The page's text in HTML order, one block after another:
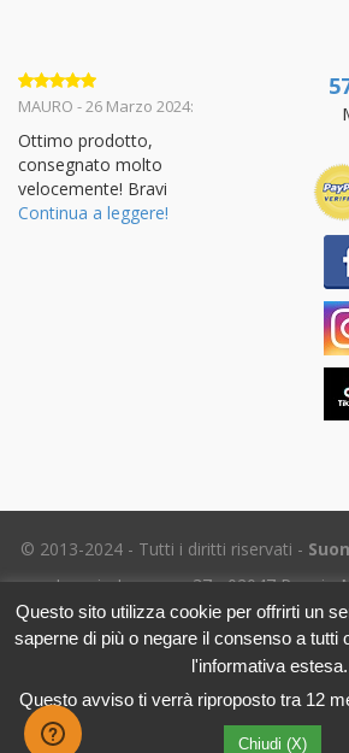
Valutato5
MAURO - 26 Marzo 2024:
Ottimo prodotto,
consegnato molto
velocemente! Bravi
Continua a leggere!
© 2013-2024 - Tutti i diritti riservati -
Ignazio Losacco, 37 - 02047 Poggio
01112470578 SDI: SUBM70N -
Tel. (+39) 06.5656.8718 -eMail
l'Informativa sulla
Questo sito utilizza cookie per offrirti un
saperne di più o negare il consenso a tutti
l'informativa estesa.
Questo avviso ti verrà riproposto tra 12
Chiudi (X)